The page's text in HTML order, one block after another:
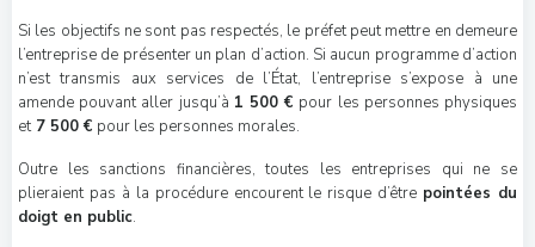
Si les objectifs ne sont pas respectés, le préfet peut mettre en demeure
l’entreprise de présenter un plan d’action. Si aucun programme d’action
n’est transmis aux services de l’État, l’entreprise s’expose à une
amende pouvant aller jusqu’à 1 500 € pour les personnes physiques
et7 500 € pour les personnes morales.
Outre les sanctions financières, toutes les entreprises qui ne se
plieraient pas à la procédure encourent le risque d’être pointées du
doigt en public.